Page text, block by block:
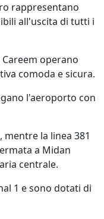
rappresentano
all'uscita di tutti i
operano
comoda e sicura.
l'aeroporto con
mentre la linea 381
a Midan
centrale.
1 e sono dotati di